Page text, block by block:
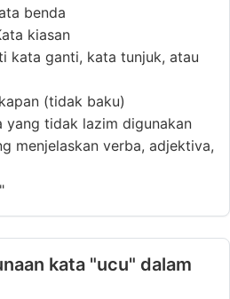
benda
kiasan
kata ganti, kata tunjuk, atau
(tidak baku)
yang tidak lazim digunakan
menjelaskan verba, adjektiva,
kata "ucu" dalam